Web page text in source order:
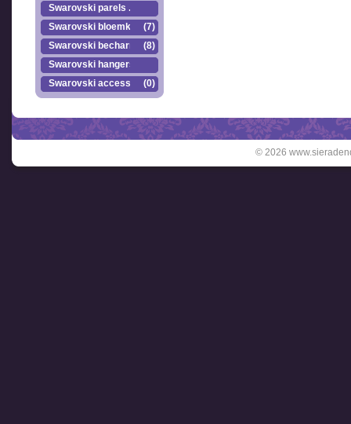
Swarovski parels ..
Swarovski bloemkr..
(7)
Swarovski becharmed(8)
Swarovski hangers
Swarovski accesso..
(0)
© 2026